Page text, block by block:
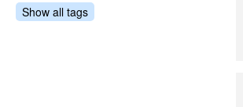
Show all tags